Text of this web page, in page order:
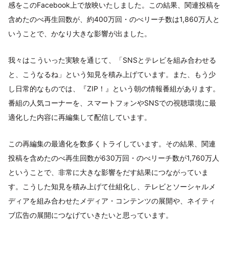
感をこのFacebook上で放映いたしました。この結果、関連投稿を
含めたのべ再生回数が、約400万回・のべリーチ数は1,860万人と
いうことで、かなり大きな影響が出ました。
我々はこういった実験を通じて、「SNSとテレビを組み合わせる
と、こうなるね」という知見を積み上げています。また、もう少
し日常的なものでは、『ZIP！』という朝の情報番組があります。
番組の人気コーナーを、スマートフォンやSNSでの視聴環境に最
適化した内容に再編集して配信しています。
この再編集の最適化を数多くトライしています。その結果、関連
投稿を含めたのべ再生回数が630万回・のべリーチ数が1,760万人
ということで、非常に大きな影響をだす結果につながっていま
す。こうした知見を積み上げて仕組化し、テレビとソーシャルメ
ディアを組み合わせたメディア・コンテンツの展開や、ネイティ
ブ広告の展開につなげていきたいと思っています。